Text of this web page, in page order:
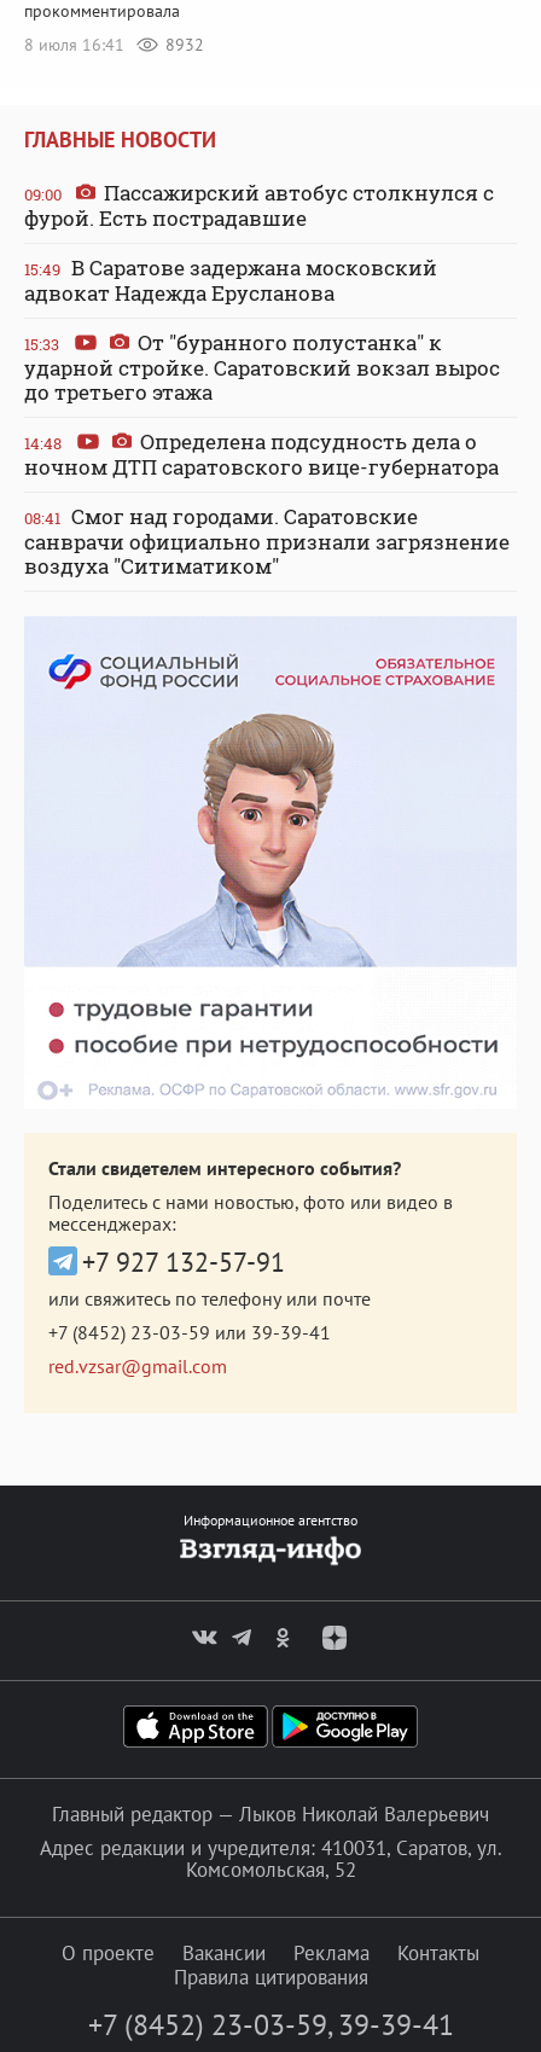
прокомментировала
8 июля 16:41
8932
ГЛАВНЫЕ НОВОСТИ
09:00
Пассажирский автобус столкнулся с
фурой. Есть пострадавшие
15:49 В Саратове задержана московский
адвокат Надежда Ерусланова
15:33
От "буранного полустанка" к
ударной стройке. Саратовский вокзал вырос
до третьего этажа
14:48
Определена подсудность дела о
ночном ДТП саратовского вице-губернатора
08:41 Смог над городами. Саратовские
санврачи официально признали загрязнение
воздуха "Ситиматиком"
Стали свидетелем интересного события?
Поделитесь с нами новостью, фото или видео в
мессенджерах:
+7 927 132-57-91
или свяжитесь по телефону или почте
+7 (8452) 23-03-59 или 39-39-41
red.vzsar@gmail.com
Информационное агентство
Главный редактор — Лыков Николай Валерьевич
Адрес редакции и учредителя: 410031, Саратов, ул.
Комсомольская, 52
О проекте Вакансии Реклама
Контакты
Правила цитирования
+7 (8452) 23-03-59, 39-39-41